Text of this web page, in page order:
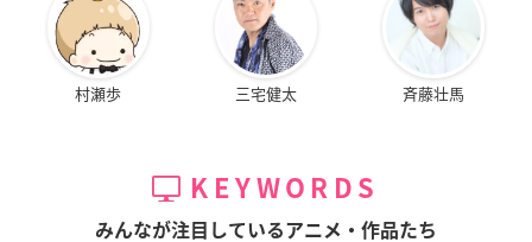
村瀬歩 三宅健太 斉藤壮馬
KEYWORDS
みんなが注目しているアニメ・作品たち